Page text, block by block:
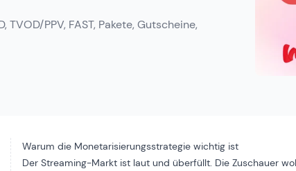
PPV, FAST, Pakete, Gutscheine,
Warum die Monetarisierungsstrategie wichtig ist
Der Streaming-Markt ist laut und überfüllt. Die Zuschauer